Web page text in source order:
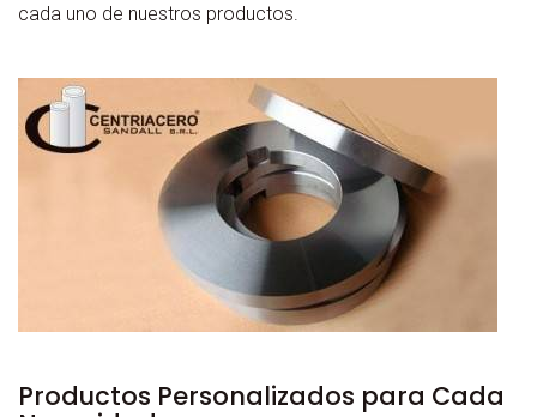
cada uno de nuestros productos.
Productos Personalizados para Cada